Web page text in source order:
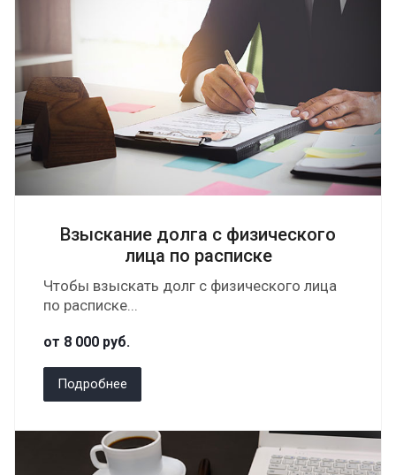
Взыскание долга с физического
лица по расписке
Чтобы взыскать долг с физического лица
по расписке...
от 8 000 руб.
Подробнее